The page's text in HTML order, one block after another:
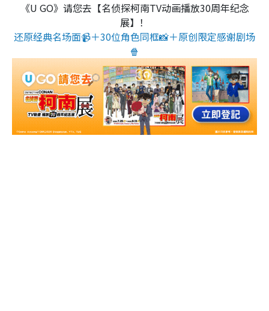
《U GO》请您去【名侦探柯南TV动画播放30周年纪念
展】！
还原经典名场面📹＋30位角色同框📸＋原创限定感谢剧场
🍿